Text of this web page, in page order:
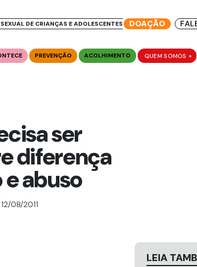
DE CRIANÇAS E ADOLESCENTES DOAÇÃO
PREVENÇÃO ACOLHIMENTO QUEM SOMOS +
ser
diferença
abuso
12/08/2011
LEIA